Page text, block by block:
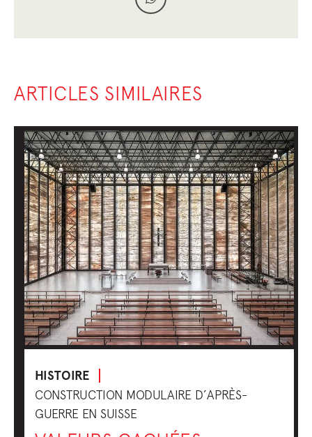
ARTICLES SIMILAIRES
HISTOIRE
CONSTRUCTION MODULAIRE D’APRÈS-
GUERRE EN SUISSE